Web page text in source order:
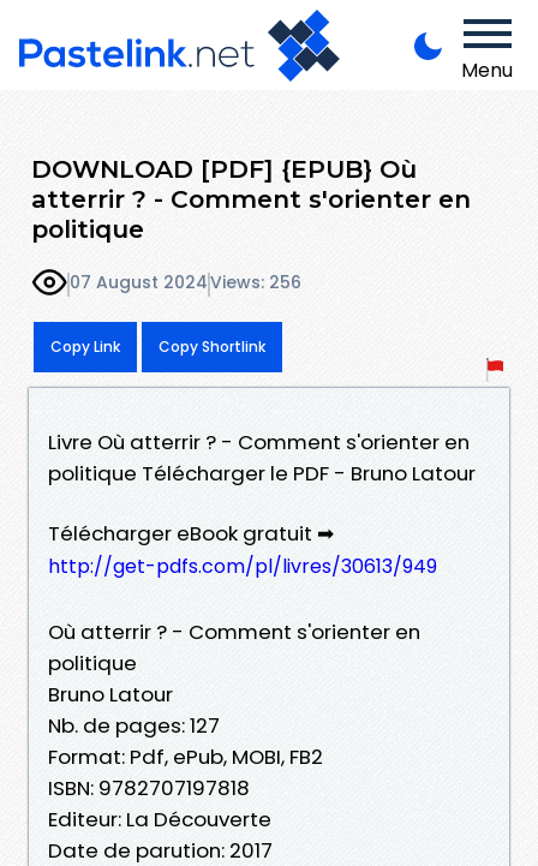
Menu
DOWNLOAD [PDF] {EPUB} Où
atterrir ? - Comment s'orienter en
politique
07 August 2024Views: 256
Copy Link Copy Shortlink
Livre Où atterrir ? - Comment s'orienter en
politique Télécharger le PDF - Bruno Latour
Télécharger eBook gratuit ➡
http://get-pdfs.com/pl/livres/30613/949
Où atterrir ? - Comment s'orienter en
politique
Bruno Latour
Nb. de pages: 127
Format: Pdf, ePub, MOBI, FB2
ISBN: 9782707197818
Editeur: La Découverte
Date de parution: 2017